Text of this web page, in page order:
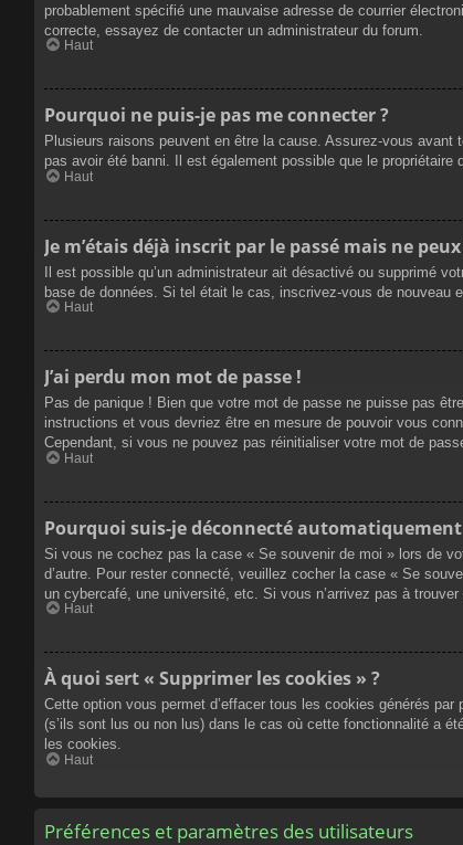
probablement spécifié une mauvaise adresse de courrier
correcte, essayez de contacter un administrateur du forum.
Haut
Pourquoi ne puis-je pas me connecter ?
Plusieurs raisons peuvent en être la cause. Assurez-vous
pas avoir été banni. Il est également possible que le
Haut
Je m’étais déjà inscrit par le passé mais ne
Il est possible qu’un administrateur ait désactivé ou supprimé
base de données. Si tel était le cas, inscrivez-vous de nouveau
Haut
J’ai perdu mon mot de passe !
Pas de panique ! Bien que votre mot de passe ne puisse pas
instructions et vous devriez être en mesure de pouvoir vous
Cependant, si vous ne pouvez pas réinitialiser votre mot de
Haut
Pourquoi suis-je déconnecté automatiquement
Si vous ne cochez pas la case « Se souvenir de moi » lors de
d’autre. Pour rester connecté, veuillez cocher la case « Se
un cybercafé, une université, etc. Si vous n’arrivez pas à
Haut
À quoi sert « Supprimer les cookies » ?
Cette option vous permet d’effacer tous les cookies générés
(s’ils sont lus ou non lus) dans le cas où cette fonctionnalité a
les cookies.
Haut
Préférences et paramètres des utilisateurs